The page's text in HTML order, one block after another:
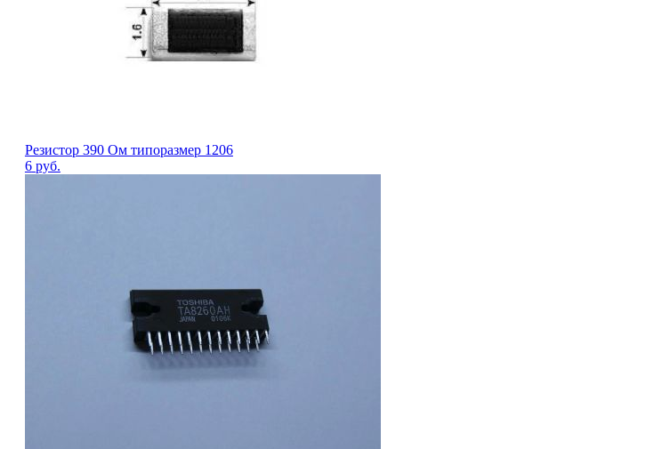
Резистор 390 Ом типоразмер 1206
6 руб.